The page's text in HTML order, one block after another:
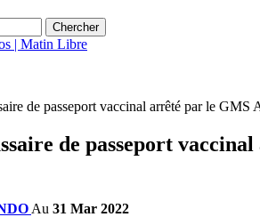
de passeport vaccinal arrêté par le GMS
de passeport
Au 31 Mar 2022